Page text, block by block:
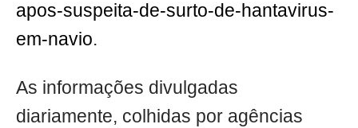
apos-suspeita-de-surto-de-hantavirus-
em-navio.
As informações divulgadas
diariamente, colhidas por agências